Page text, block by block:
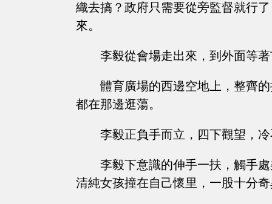
織去搞？政府只需要從旁監督就行
來。
李毅從會場走出來，到外面等
體育廣場的西邊空地上，整齊
都在那邊逛蕩。
李毅正負手而立，四下觀望，
李毅下意識的伸手一扶，觸手
清純女孩撞在自己懷里，一股十分